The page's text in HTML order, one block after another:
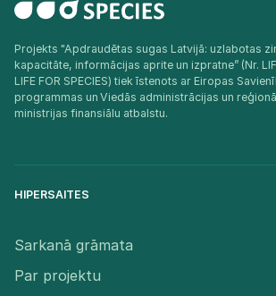
Projekts "Apdraudētas sugas Latvijā: uzlabotas
kapacitāte, informācijas aprite un izpratne” (Nr.
LIFE FOR SPECIES) tiek īstenots ar Eiropas
programmas un Viedās administrācijas un
ministrijas finansiālu atbalstu.​
HIPERSAITES
Sarkanā grāmata
Par projektu